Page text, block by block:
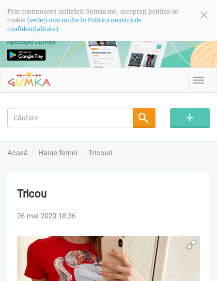
Prin continuarea utilizării Gumka.me, acceptați politica de
cookie (vedeți mai multe în Politica noastră de
confidențialitate).
Acasă Haine femei Tricouri
Tricou
26 mai 2020 18:36